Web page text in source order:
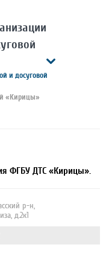
и досуговой
«Кирицы»
ФГБУ ДТС «Кирицы».
р-н,
д.2к1